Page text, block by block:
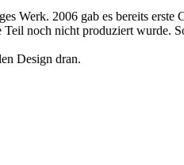
Werk. 2006 gab es bereits erste
noch nicht produziert wurde.
Design dran.